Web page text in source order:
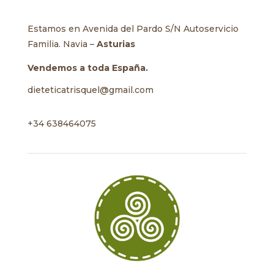
Estamos en Avenida del Pardo S/N Autoservicio
Familia. Navia – Asturias
Vendemos a toda España.
dieteticatrisquel@gmail.com
+34 638464075